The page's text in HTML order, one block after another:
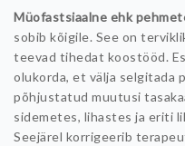
Müofastsiaalne ehk
sobib kõigile. See on
teevad tihedat koostööd.
olukorda, et välja selgitada
põhjustatud muutusi
sidemetes, lihastes ja eriti
Seejärel korrigeerib